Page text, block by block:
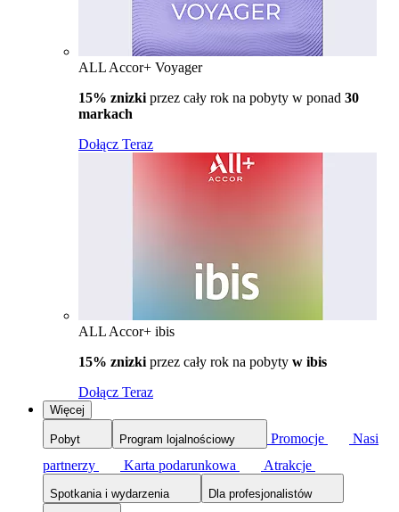
ALL Accor+ Voyager
15% znizki przez cały rok na pobyty w ponad 30
markach
Dołącz Teraz
ALL Accor+ ibis
15% znizki przez cały rok na pobyty w ibis
Dołącz Teraz
Więcej
Pobyt Program lojalnościowy Promocje
Nasi
partnerzy
Karta podarunkowa Atrakcje
Spotkania i wydarzenia Dla profesjonalistów